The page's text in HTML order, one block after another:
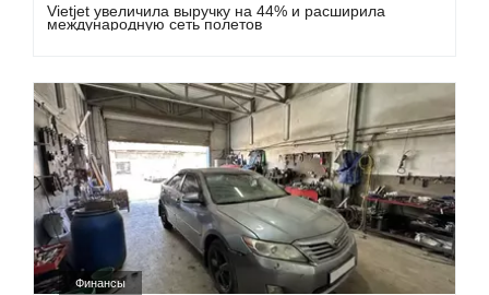
Vietjet увеличила выручку на 44% и расширила
международную сеть полетов
Финансы